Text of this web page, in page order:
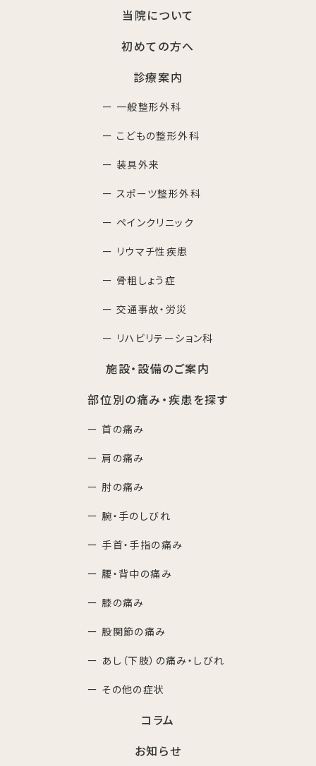
当院について
初めての方へ
診療案内
ー 一般整形外科
ー こどもの整形外科
ー 装具外来
ー スポーツ整形外科
ー ペインクリニック
ー リウマチ性疾患
ー 骨粗しょう症
ー 交通事故・労災
ー リハビリテーション科
施設・設備のご案内
部位別の痛み・疾患を探す
ー 首の痛み
ー 肩の痛み
ー 肘の痛み
ー 腕・手のしびれ
ー 手首・手指の痛み
ー 腰・背中の痛み
ー 膝の痛み
ー 股関節の痛み
ー あし（下肢）の痛み・しびれ
ー その他の症状
コラム
お知らせ